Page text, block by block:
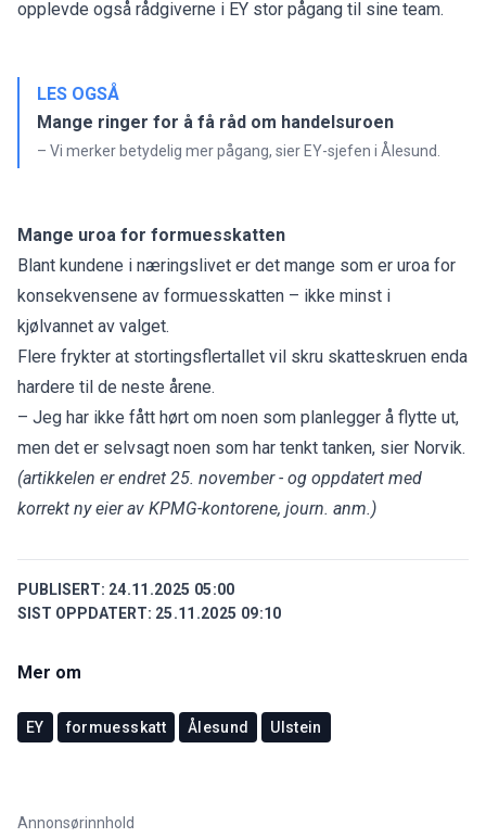
opplevde også rådgiverne i EY stor pågang til sine team.
LES OGSÅ
Mange ringer for å få råd om handelsuroen
– Vi merker betydelig mer pågang, sier EY-sjefen i Ålesund.
Mange uroa for formuesskatten
Blant kundene i næringslivet er det mange som er uroa for
konsekvensene av formuesskatten – ikke minst i
kjølvannet av valget.
Flere frykter at stortingsflertallet vil skru skatteskruen enda
hardere til de neste årene.
– Jeg har ikke fått hørt om noen som planlegger å flytte ut,
men det er selvsagt noen som har tenkt tanken, sier Norvik.
(artikkelen er endret 25. november - og oppdatert med
korrekt ny eier av KPMG-kontorene, journ. anm.)
PUBLISERT: 24.11.2025 05:00
SIST OPPDATERT: 25.11.2025 09:10
Mer om
EY formuesskatt Ålesund Ulstein
Annonsørinnhold